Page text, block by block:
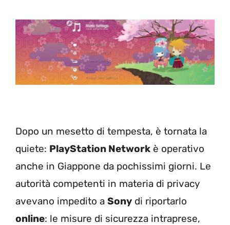
Dopo un mesetto di tempesta, è tornata la
quiete: PlayStation Network è operativo
anche in Giappone da pochissimi giorni. Le
autorità competenti in materia di privacy
avevano impedito a Sony di riportarlo
online: le misure di sicurezza intraprese,